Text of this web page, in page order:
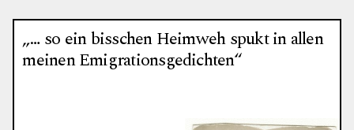
„… so ein bisschen Heimweh spukt in allen
meinen Emigrationsgedichten“